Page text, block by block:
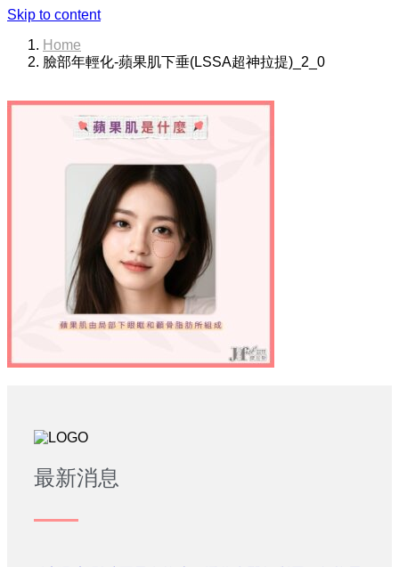
Skip to content
Home
臉部年輕化-蘋果肌下垂(LSSA超神拉提)_2_0
最新消息